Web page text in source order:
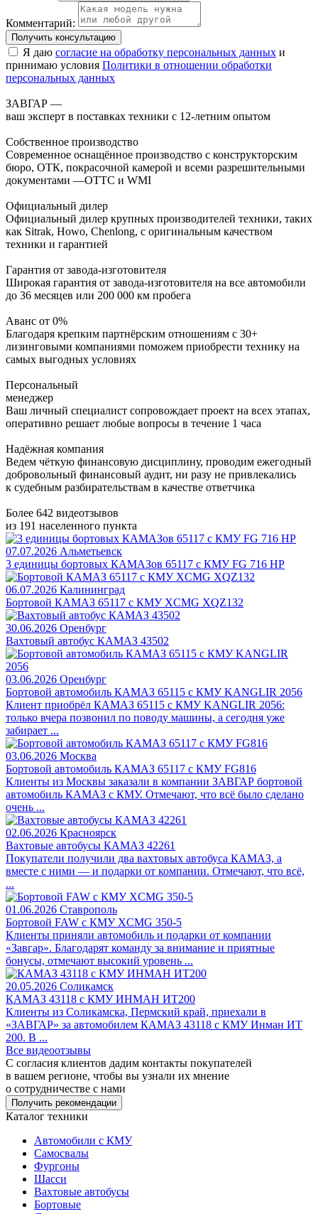
Комментарий:
Получить консультацию
Я даю согласие на обработку персональных данных и
принимаю условия Политики в отношении обработки
персональных данных
ЗАВГАР —
ваш эксперт в поставках техники с 12-летним опытом
Собственное производство
Современное оснащённое производство с конструкторским
бюро, ОТК, покрасочной камерой и всеми разрешительными
документами —ОТТС и WMI
Официальный дилер
Официальный дилер крупных производителей техники, таких
как Sitrak, Howo, Chenlong, с оригинальным качеством
техники и гарантией
Гарантия от завода-изготовителя
Широкая гарантия от завода-изготовителя на все автомобили
до 36 месяцев или 200 000 км пробега
Аванс от 0%
Благодаря крепким партнёрским отношениям с 30+
лизинговыми компаниями поможем приобрести технику на
самых выгодных условиях
Персональный
менеджер
Ваш личный специалист сопровождает проект на всех этапах,
оперативно решает любые вопросы в течение 1 часа
Надёжная компания
Ведем чёткую финансовую дисциплину, проводим ежегодный
добровольный финансовый аудит, ни разу не привлекались
к судебным разбирательствам в качестве ответчика
Более 642 видеотзывов
из 191 населенного пункта
07.07.2026 Альметьевск
3 единицы бортовых КАМАЗов 65117 с КМУ FG 716 HP
06.07.2026 Калининград
Бортовой КАМАЗ 65117 с КМУ XCMG XQZ132
30.06.2026 Оренбург
Вахтовый автобус КАМАЗ 43502
03.06.2026 Оренбург
Бортовой автомобиль КАМАЗ 65115 с КМУ KANGLIR 2056
Клиент приобрёл КАМАЗ 65115 с КМУ KANGLIR 2056:
только вчера позвонил по поводу машины, а сегодня уже
забирает ...
03.06.2026 Москва
Бортовой автомобиль КАМАЗ 65117 с КМУ FG816
Клиенты из Москвы заказали в компании ЗАВГАР бортовой
автомобиль КАМАЗ с КМУ. Отмечают, что всё было сделано
очень ...
02.06.2026 Красноярск
Вахтовые автобусы КАМАЗ 42261
Покупатели получили два вахтовых автобуса КАМАЗ, а
вместе с ними — и подарки от компании. Отмечают, что всё,
...
01.06.2026 Ставрополь
Бортовой FAW c КМУ XCMG 350-5
Клиенты приняли автомобиль и подарки от компании
«Завгар». Благодарят команду за внимание и приятные
бонусы, отмечают высокий уровень ...
20.05.2026 Соликамск
КАМАЗ 43118 с КМУ ИНМАН ИТ200
Клиенты из Соликамска, Пермский край, приехали в
«ЗАВГАР» за автомобилем КАМАЗ 43118 с КМУ Инман ИТ
200. В ...
Все видеоотзывы
С согласия клиентов дадим контакты покупателей
в вашем регионе, чтобы вы узнали их мнение
о сотрудничестве с нами
Получить рекомендации
Каталог техники
Автомобили с КМУ
Самосвалы
Фургоны
Шасси
Вахтовые автобусы
Бортовые